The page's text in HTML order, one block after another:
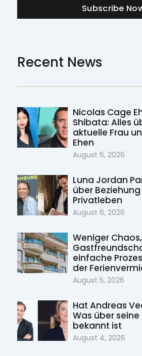
Subscribe
Recent News
Nicolas Cage
Shibata: Alles
aktuelle Frau
Ehen
August 6, 2026
Luna Jordan
über
Privatleben
August 6, 2026
Weniger
einfache
der
August 5, 2026
Hat Andreas
Was über seine
bekannt ist
August 4, 2026